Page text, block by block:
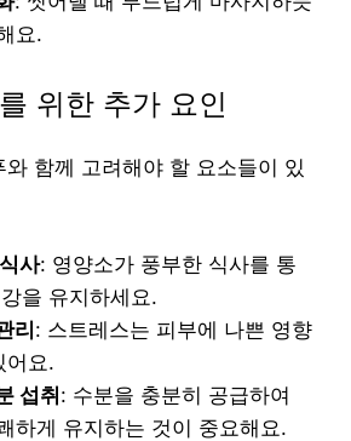
요.
위한 추가 요인
함께 고려해야 할 요소들이 있
사: 영양소가 풍부한 식사를 통
을 유지하세요.
리: 스트레스는 피부에 나쁜 영향
어요.
섭취: 수분을 충분히 공급하여
하게 유지하는 것이 중요해요.